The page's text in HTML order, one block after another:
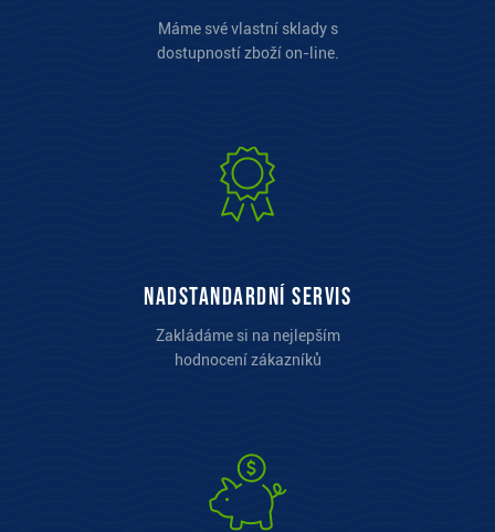
Máme své vlastní sklady s
dostupností zboží on-line.
Nadstandardní servis
Zakládáme si na nejlepším
hodnocení zákazníků